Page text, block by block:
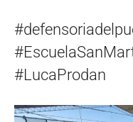
#LucaProdan